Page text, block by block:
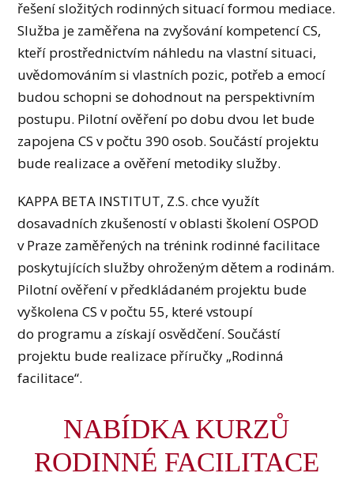
řešení složitých rodinných situací formou mediace.
Služba je zaměřena na zvyšování kompetencí CS,
kteří prostřednictvím náhledu na vlastní situaci,
uvědomováním si vlastních pozic, potřeb a emocí
budou schopni se dohodnout na perspektivním
postupu. Pilotní ověření po dobu dvou let bude
zapojena CS v počtu 390 osob. Součástí projektu
bude realizace a ověření metodiky služby.
KAPPA BETA INSTITUT, Z.S. chce využít
dosavadních zkušeností v oblasti školení OSPOD
v Praze zaměřených na trénink rodinné facilitace
poskytujících služby ohroženým dětem a rodinám.
Pilotní ověření v předkládaném projektu bude
vyškolena CS v počtu 55, které vstoupí
do programu a získají osvědčení. Součástí
projektu bude realizace příručky „Rodinná
facilitace“.
NABÍDKA KURZŮ
RODINNÉ FACILITACE